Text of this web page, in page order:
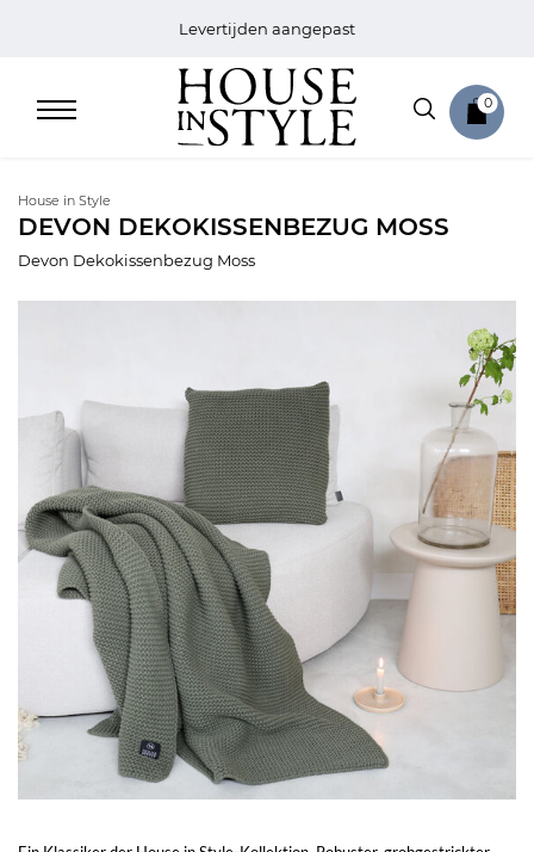
Levertijden aangepast
0
Sale
Living
Konto
House in Style
DEVON DEKOKISSENBEZUG MOSS
Devon Dekokissenbezug Moss